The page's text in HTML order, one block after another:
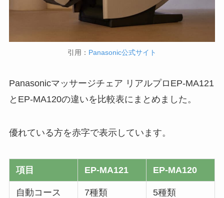
引用： Panasonic公式サイト
Panasonicマッサージチェア リアルプロEP-MA121
とEP-MA120の違いを比較表にまとめました。
優れている方を赤字で表示しています。
項目 EP-MA121 EP-MA120
自動コース
7種類
5種類